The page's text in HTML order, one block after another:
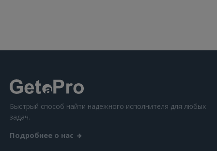
Быстрый способ найти надежного исполнителя для любых
задач.
Подробнее о нас